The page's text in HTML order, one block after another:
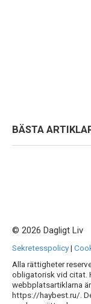
BÄSTA
© 2026 Dagligt Liv
Sekretesspolicy|
Alla rättigheter
obligatorisk vid citat.
webbplatsartiklarna
https://haybest.ru/.